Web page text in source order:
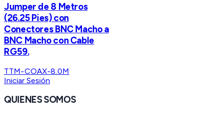
Jumper de 8 Metros
(26.25 Pies) con
Conectores BNC Macho a
BNC Macho con Cable
RG59.
TTM-COAX-8.0M
Iniciar Sesión
QUIENES SOMOS